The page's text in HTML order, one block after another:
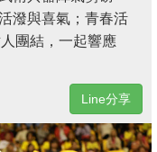
潑與喜氣；青春活
團結，一起響應
Line分享